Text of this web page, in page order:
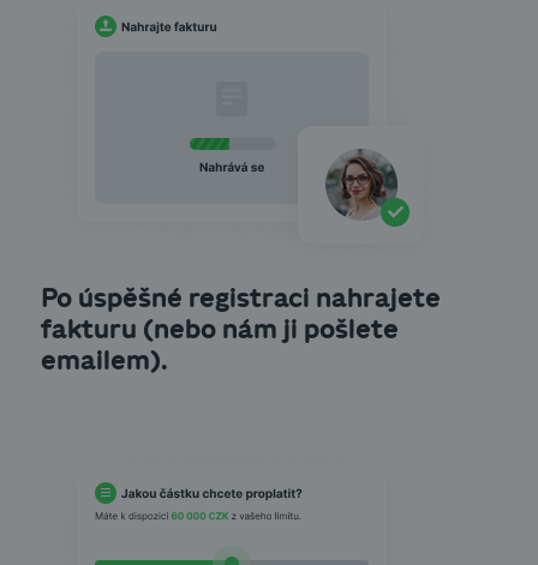
Po úspěšné registraci nahrajete
fakturu (nebo nám ji pošlete
emailem).